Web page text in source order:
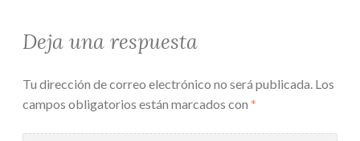
Deja una respuesta
Tu dirección de correo electrónico no será publicada. Los
campos obligatorios están marcados con *